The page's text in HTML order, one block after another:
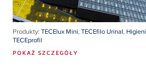
Produkty: TECElux Mini,TECEfilo Urinal,
TECEprofil
POKAŻ SZCZEGÓŁY